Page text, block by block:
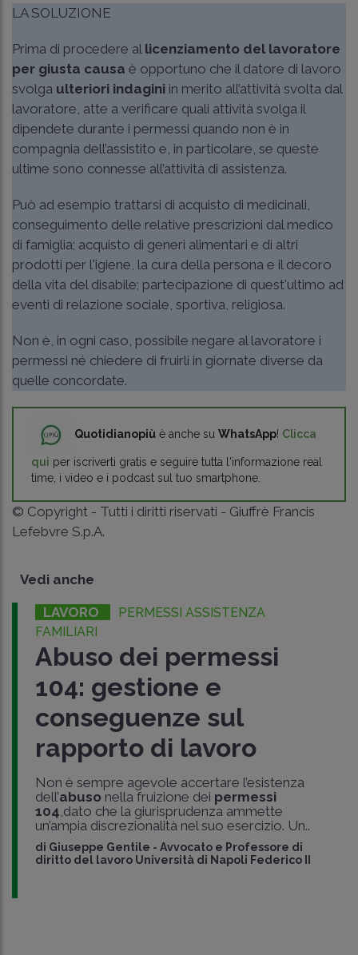
LA SOLUZIONE
Prima di procedere al licenziamento del lavoratore
per giusta causa è opportuno che il datore di lavoro
svolga ulteriori indagini in merito all’attività svolta dal
lavoratore, atte a verificare quali attività svolga il
dipendete durante i permessi quando non è in
compagnia dell’assistito e, in particolare, se queste
ultime sono connesse all’attività di assistenza.
Può ad esempio trattarsi di acquisto di medicinali,
conseguimento delle relative prescrizioni dal medico
di famiglia; acquisto di generi alimentari e di altri
prodotti per l'igiene, la cura della persona e il decoro
della vita del disabile; partecipazione di quest'ultimo ad
eventi di relazione sociale, sportiva, religiosa.
Non è, in ogni caso, possibile negare al lavoratore i
permessi né chiedere di fruirli in giornate diverse da
quelle concordate.
Quotidianopiù è anche su WhatsApp! Clicca
qui per iscriverti gratis e seguire tutta l'informazione real
time, i video e i podcast sul tuo smartphone.
© Copyright - Tutti i diritti riservati - Giuffrè Francis
Lefebvre S.p.A.
Vedi anche
LAVORO
PERMESSI ASSISTENZA
FAMILIARI
Abuso dei permessi
104: gestione e
conseguenze sul
rapporto di lavoro
Non è sempre agevole accertare l’esistenza
dell’abuso nella fruizione dei permessi
104,dato che la giurisprudenza ammette
un’ampia discrezionalità nel suo esercizio. Un..
di Giuseppe Gentile - Avvocato e Professore di
diritto del lavoro Università di Napoli Federico II